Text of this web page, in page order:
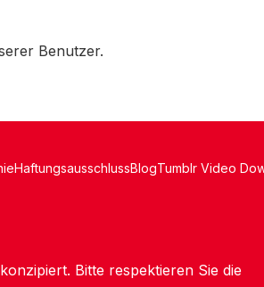
Benutzer.
HaftungsausschlussBlogTumblr Video
Bitte respektieren Sie die